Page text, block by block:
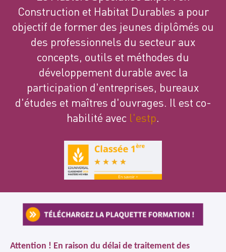
Construction et Habitat Durables a pour
objectif de former des jeunes diplômés ou
des professionnels du secteur aux
concepts, outils et méthodes du
développement durable avec la
participation d'entreprises, bureaux
d'études et maîtres d'ouvrages. Il est co-
habilité avec l'estp.
Attention ! En raison du délai de traitement des